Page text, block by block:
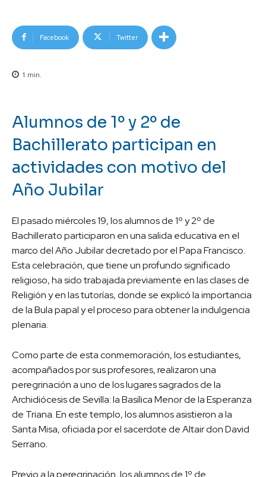
Facebook Twitter
1 min.
Alumnos de 1º y 2º de
Bachillerato participan en
actividades con motivo del
Año Jubilar
El pasado miércoles 19, los alumnos de 1º y 2º de
Bachillerato participaron en una salida educativa en el
marco del Año Jubilar decretado por el Papa Francisco.
Esta celebración, que tiene un profundo significado
religioso, ha sido trabajada previamente en las clases de
Religión y en las tutorías, donde se explicó la importancia
de la Bula papal y el proceso para obtener la indulgencia
plenaria.
Como parte de esta conmemoración, los estudiantes,
acompañados por sus profesores, realizaron una
peregrinación a uno de los lugares sagrados de la
Archidiócesis de Sevilla: la Basílica Menor de la Esperanza
de Triana. En este templo, los alumnos asistieron a la
Santa Misa, oficiada por el sacerdote de Altair don David
Serrano.
Previo a la peregrinación, los alumnos de 1º de